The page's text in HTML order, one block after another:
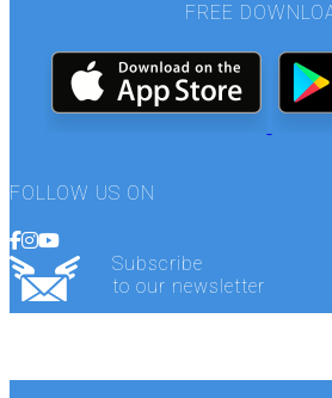
FREE
FOLLOW US ON
Subscribe
to our newsletter